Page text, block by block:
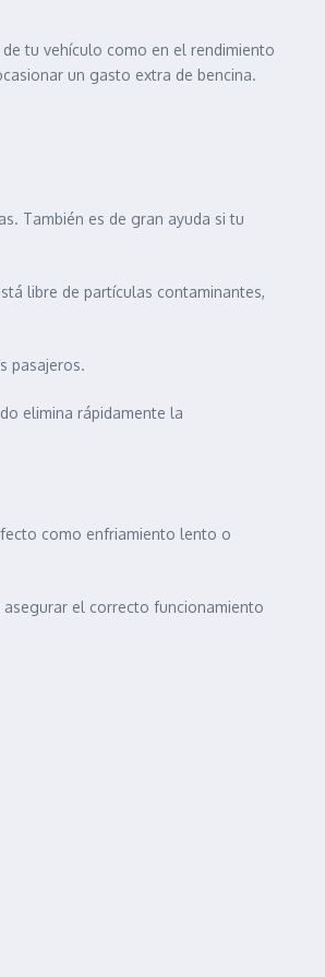
tu vehículo como en el rendimiento
un gasto extra de bencina.
También es de gran ayuda si tu
libre de partículas contaminantes,
pasajeros.
elimina rápidamente la
como enfriamiento lento o
asegurar el correcto funcionamiento